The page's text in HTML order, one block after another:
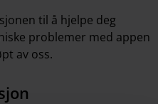
til å hjelpe deg
problemer med appen
av oss.